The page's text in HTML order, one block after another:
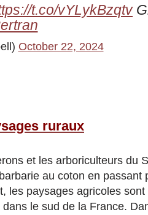
t.co/vYLykBzqtv
October 22, 2024
ruraux
et les arboriculteurs du
au coton en passant
les paysages agricoles sont
le sud de la France.